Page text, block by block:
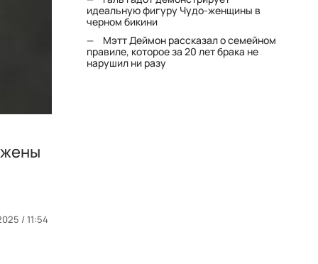
/ 11:54
идеальную фигуру Чудо-женщины в
черном бикини
Мэтт Деймон рассказал о семейном
правиле, которое за 20 лет брака не
нарушил ни разу